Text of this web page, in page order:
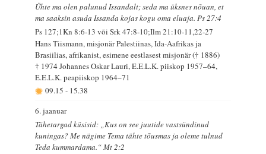
Ühte ma olen palunud Issandalt; seda ma üksnes nõuan, et
ma saaksin asuda Issanda kojas kogu oma eluaja. Ps 27:4
Ps 127;1Kn 8:6-13 või Srk 47:8-10;Ilm 21:10-11,22-27
Hans Tiismann, misjonär Palestiinas, Ida-Aafrikas ja
Brasiilias, afrikanist, esimene eestlasest misjonär († 1886)
† 1974 Johannes Oskar Lauri, E.E.L.K. piiskop 1957–64,
E.E.L.K. peapiiskop 1964–71
09.15- 15.38
6. jaanuar
Tähetargad küsisid: „Kus on see juutide vastsündinud
kuningas? Me nägime Tema tähte tõusmas ja oleme tulnud
Teda kummardama.“ Mt 2:2